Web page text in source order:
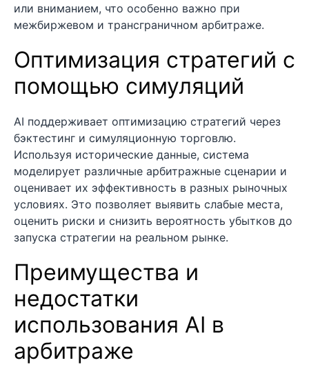
или вниманием, что особенно важно при
межбиржевом и трансграничном арбитраже.
Оптимизация стратегий с
помощью симуляций
AI поддерживает оптимизацию стратегий через
бэктестинг и симуляционную торговлю.
Используя исторические данные, система
моделирует различные арбитражные сценарии и
оценивает их эффективность в разных рыночных
условиях. Это позволяет выявить слабые места,
оценить риски и снизить вероятность убытков до
запуска стратегии на реальном рынке.
Преимущества и
недостатки
использования AI в
арбитраже